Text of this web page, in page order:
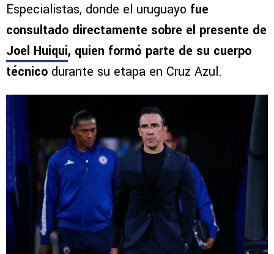
Especialistas, donde el uruguayo fue
consultado directamente sobre el presente de
Joel Huiqui, quien formó parte de su cuerpo
técnico durante su etapa en Cruz Azul.